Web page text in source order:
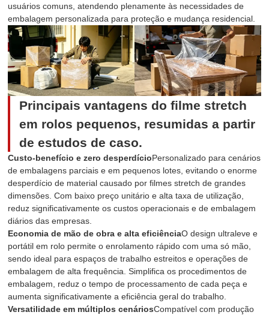
usuários comuns, atendendo plenamente às necessidades de
embalagem personalizada para proteção e mudança residencial.
Principais vantagens do filme stretch
em rolos pequenos, resumidas a partir
de estudos de caso.
Custo-benefício e zero desperdícioPersonalizado para cenários
de embalagens parciais e em pequenos lotes, evitando o enorme
desperdício de material causado por filmes stretch de grandes
dimensões. Com baixo preço unitário e alta taxa de utilização,
reduz significativamente os custos operacionais e de embalagem
diários das empresas.
Economia de mão de obra e alta eficiênciaO design ultraleve e
portátil em rolo permite o enrolamento rápido com uma só mão,
sendo ideal para espaços de trabalho estreitos e operações de
embalagem de alta frequência. Simplifica os procedimentos de
embalagem, reduz o tempo de processamento de cada peça e
aumenta significativamente a eficiência geral do trabalho.
Versatilidade em múltiplos cenáriosCompatível com produção